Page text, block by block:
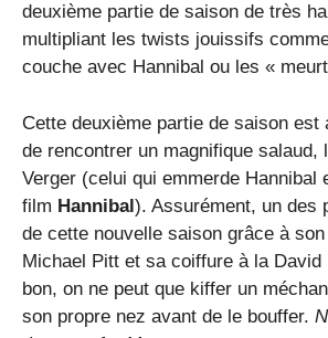
deuxième partie de saison de très
multipliant les twists jouissifs
couche avec Hannibal ou les «
Cette deuxième partie de saison est
de rencontrer un magnifique salaud,
Verger (celui qui emmerde Hannibal
film Hannibal). Assurément, un des
de cette nouvelle saison grâce à
Michael Pitt et sa coiffure à la David
bon, on ne peut que kiffer un
son propre nez avant de le bouffer.